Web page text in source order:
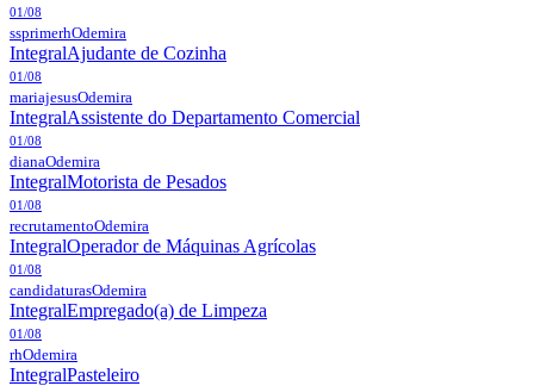
01/08
ssprimerhOdemira
IntegralAjudante de Cozinha
01/08
mariajesusOdemira
IntegralAssistente do Departamento Comercial
01/08
dianaOdemira
IntegralMotorista de Pesados
01/08
recrutamentoOdemira
IntegralOperador de Máquinas Agrícolas
01/08
candidaturasOdemira
IntegralEmpregado(a) de Limpeza
01/08
rhOdemira
IntegralPasteleiro